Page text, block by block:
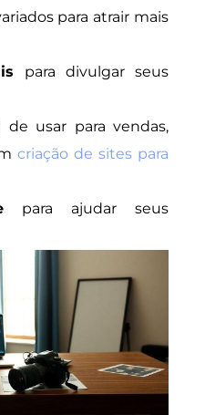
para atrair mais
para divulgar seus
usar para vendas,
criação de sites para
para ajudar seus